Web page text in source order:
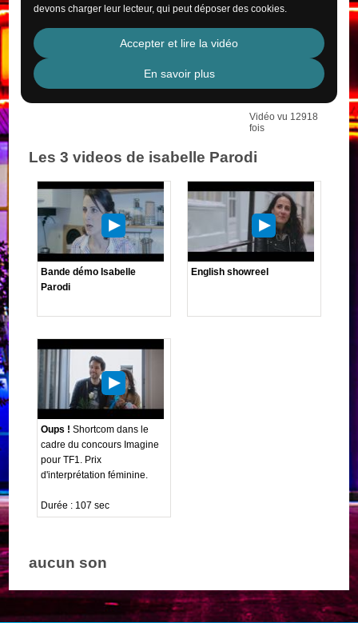
devons charger leur lecteur, qui peut déposer des cookies.
Accepter et lire la vidéo
En savoir plus
Vidéo vu 12918
fois
Les 3 videos de isabelle Parodi
Bande démo Isabelle
Parodi
English showreel
Oups !Shortcom dans le
cadre du concours Imagine
pour TF1. Prix
d'interprétation féminine.
Durée : 107 sec
aucun son